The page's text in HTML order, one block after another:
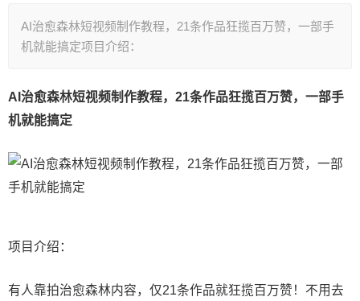
AI治愈森林短视频制作教程，21条作品狂揽百万赞，一部手
机就能搞定项目介绍：
AI治愈森林短视频制作教程，21条作品狂揽百万赞，一部手
机就能搞定
项目介绍：
有人靠拍治愈森林内容，仅21条作品就狂揽百万赞！不用去